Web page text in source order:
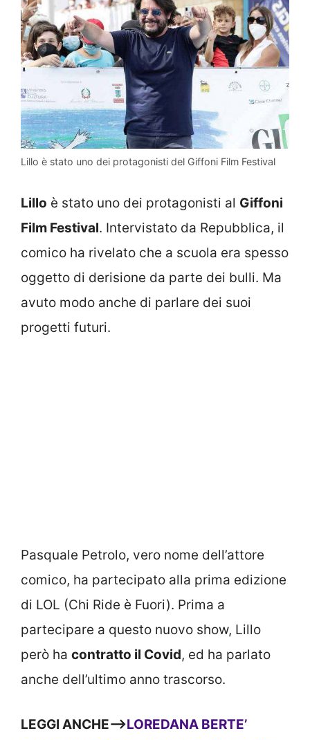
Lillo è stato uno dei protagonisti del Giffoni Film Festival
Lillo è stato uno dei protagonisti al Giffoni
Film Festival. Intervistato da Repubblica, il
comico ha rivelato che a scuola era spesso
oggetto di derisione da parte dei bulli. Ma
avuto modo anche di parlare dei suoi
progetti futuri.
Pasquale Petrolo, vero nome dell’attore
comico, ha partecipato alla prima edizione
di LOL (Chi Ride è Fuori). Prima a
partecipare a questo nuovo show, Lillo
però ha contratto il Covid, ed ha parlato
anche dell’ultimo anno trascorso.
LEGGI ANCHE—>LOREDANA BERTE’